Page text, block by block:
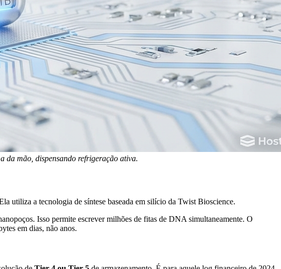
da mão, dispensando refrigeração ativa.
utiliza a tecnologia de síntese baseada em silício da Twist Bioscience.
Isso permite escrever milhões de fitas de DNA simultaneamente. O
em dias, não anos.